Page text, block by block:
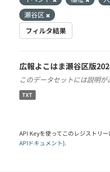
瀬谷区
フィルタ結果
広報よこはま瀬谷区版
このデータセットには説明が
TXT
API Keyを使ってこのレジストリ
APIドキュメント).